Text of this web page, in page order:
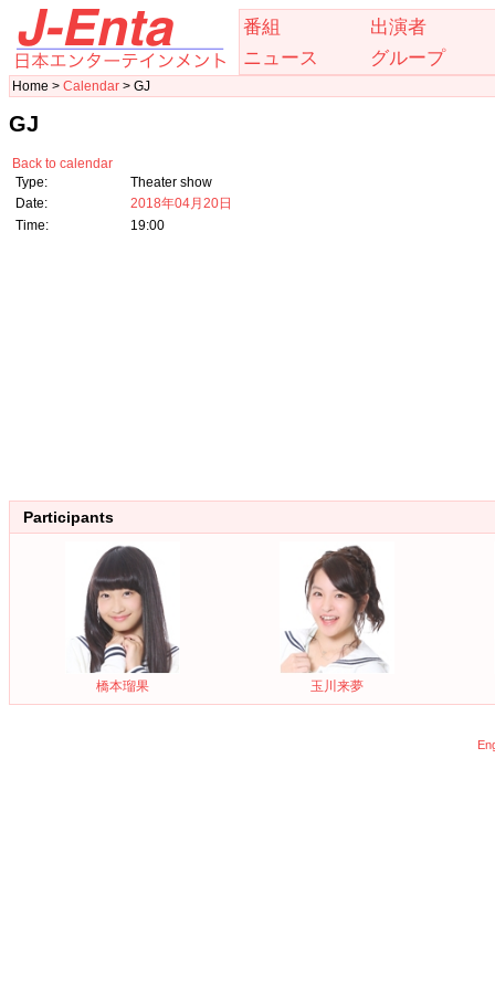
番組
出演者
ニュース
グループ
Home > Calendar > GJ
GJ
Back to calendar
Type:
Theater show
Date:
2018年04月20日
Time:
19:00
Participants
橋本瑠果 玉川来夢